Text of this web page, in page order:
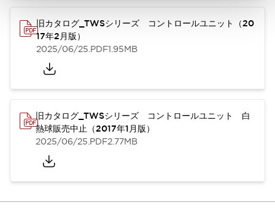
旧カタログ_TWSシリーズ コントロールユニット（20
17年2月版）
2025/06/25.PDF1.95MB
旧カタログ_TWSシリーズ コントロールユニット 白
熱球販売中止（2017年1月版）
2025/06/25.PDF2.77MB